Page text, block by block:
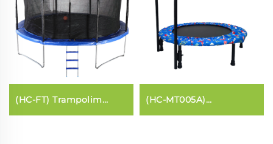
(HC-FT) Trampolim
(estilo fibra de vidro)
(HC-MT005A)
Trampolim para